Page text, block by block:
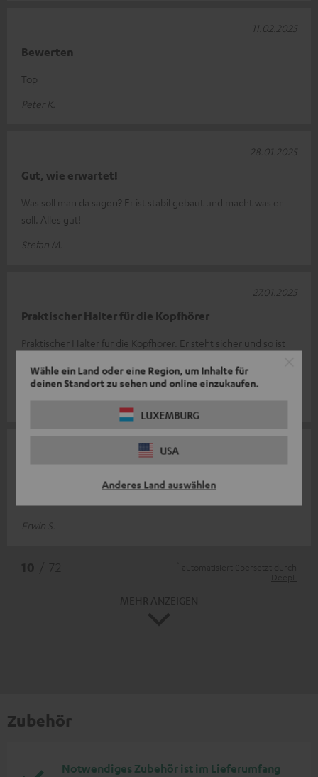
Wähle ein Land oder eine Region, um Inhalte für
deinen Standort zu sehen und online einzukaufen.
LUXEMBURG
USA
Anderes Land auswählen
Bewerten
Top
Peter K.
11.02.2025
Gut, wie erwartet!
Was soll man da sagen? Er ist stabil gebaut und macht was er
soll. Alles gut!
Stefan M.
28.01.2025
Praktischer Halter für die Kopfhörer
Praktischer Halter für die Kopfhörer. Er steht sicher und so ist
Bestellungen
Komplette Bewertung lesen
27.01.2025
Erwin S.
Zubehör
Notwendiges Zubehör ist im Lieferumfang